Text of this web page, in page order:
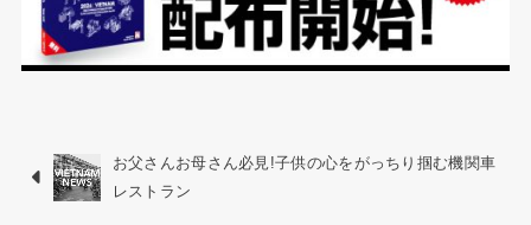
お父さんお母さん必見!子供の心をがっちり掴む機関車
レストラン